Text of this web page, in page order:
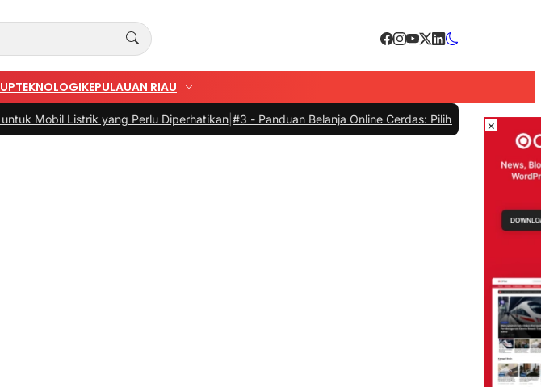
TEKNOLOGIKEPULAUAN RIAU
Listrik yang Perlu Diperhatikan|#3 -Panduan Belanja Online Cerdas: Pilih Produk dengan Bijak dan
×